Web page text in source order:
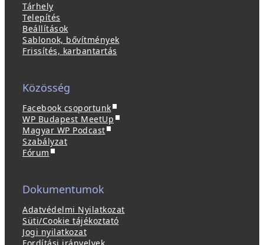
Tárhely
Telepítés
Beállítások
Sablonok, bővítmények
Frissítés, karbantartás
Közösség
Facebook csoportunk(
ú
j
a
n
WP Budapest MeetUp (
b
a
Magyar WP Podcast(
k
b
n
Szabályzat
Fórum (
a
b
l
a
k
b
Dokumentumok
Adatvédelmi Nyilatkozat
Süti/Cookie tájékoztató
Jogi nyilatkozat
Fordítási irányelvek